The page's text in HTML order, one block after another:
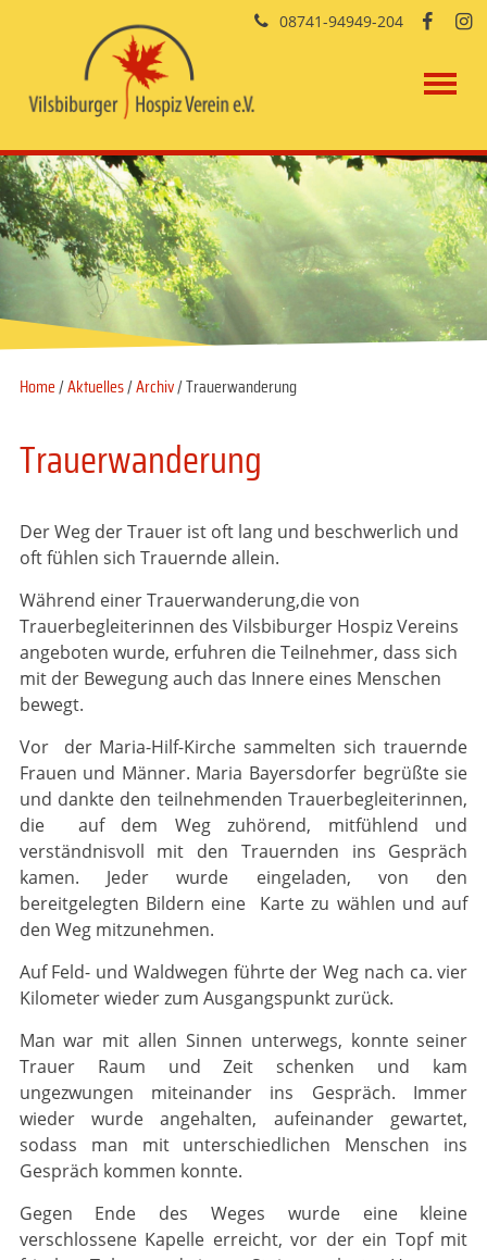
Home/Aktuelles/Archiv/ Trauerwanderung
Trauerwanderung
Der Weg der Trauer ist oft lang und beschwerlich und
oft fühlen sich Trauernde allein.
Während einer Trauerwanderung,die von
Trauerbegleiterinnen des Vilsbiburger Hospiz Vereins
angeboten wurde, erfuhren die Teilnehmer, dass sich
mit der Bewegung auch das Innere eines Menschen
bewegt.
Vor der Maria-Hilf-Kirche sammelten sich trauernde
Frauen und Männer. Maria Bayersdorfer begrüßte sie
und dankte den teilnehmenden Trauerbegleiterinnen,
die auf dem Weg zuhörend, mitfühlend und
verständnisvoll mit den Trauernden ins Gespräch
kamen. Jeder wurde eingeladen, von den
bereitgelegten Bildern eine Karte zu wählen und auf
den Weg mitzunehmen.
Auf Feld- und Waldwegen führte der Weg nach ca. vier
Kilometer wieder zum Ausgangspunkt zurück.
Man war mit allen Sinnen unterwegs, konnte seiner
Trauer Raum und Zeit schenken und kam
ungezwungen miteinander ins Gespräch. Immer
wieder wurde angehalten, aufeinander gewartet,
sodass man mit unterschiedlichen Menschen ins
Gespräch kommen konnte.
Gegen Ende des Weges wurde eine kleine
verschlossene Kapelle erreicht, vor der ein Topf mit
08741-94949-204  